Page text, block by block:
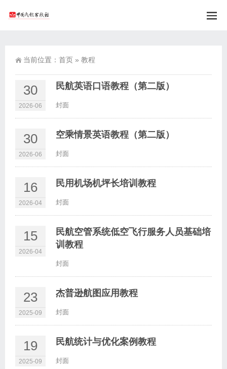
当前位置： 首页 » 教程
30
2026-06
民航英语口语教程（第二版）
封面
30
2026-06
空乘情景英语教程（第二版）
封面
16
2026-04
民用机场机坪长培训教程
封面
15
2026-04
民航空管系统低空飞行服务人员基础培
训教程
封面
23
2025-09
杰普逊航图应用教程
封面
19
2025-09
民航统计与优化案例教程
封面